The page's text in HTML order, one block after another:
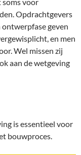
Opdrachtgevers
geven
en men
Wel missen zij
aan de wetgeving
is essentieel voor
bouwproces.